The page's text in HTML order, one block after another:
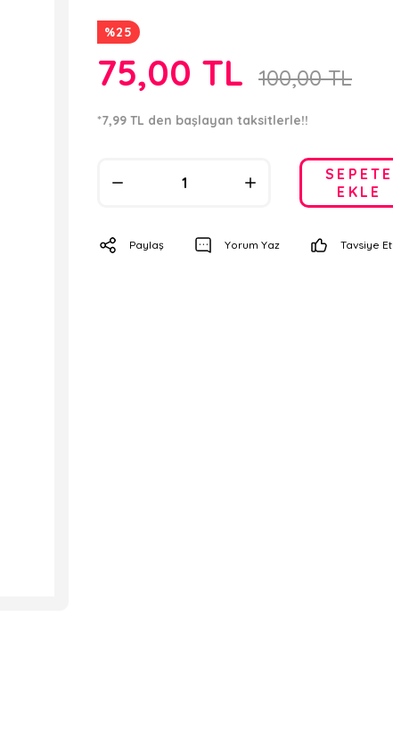
%25
75,00 TL 100,00 TL
*7,99 TL den başlayan taksitlerle!!
SEPETE
EKLE
Paylaş Yorum Yaz Tavsiye Et